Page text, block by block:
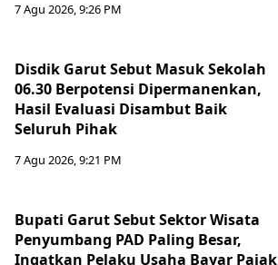
7 Agu 2026, 9:26 PM
Disdik Garut Sebut Masuk Sekolah
06.30 Berpotensi Dipermanenkan,
Hasil Evaluasi Disambut Baik
Seluruh Pihak
7 Agu 2026, 9:21 PM
Bupati Garut Sebut Sektor Wisata
Penyumbang PAD Paling Besar,
Ingatkan Pelaku Usaha Bayar Pajak